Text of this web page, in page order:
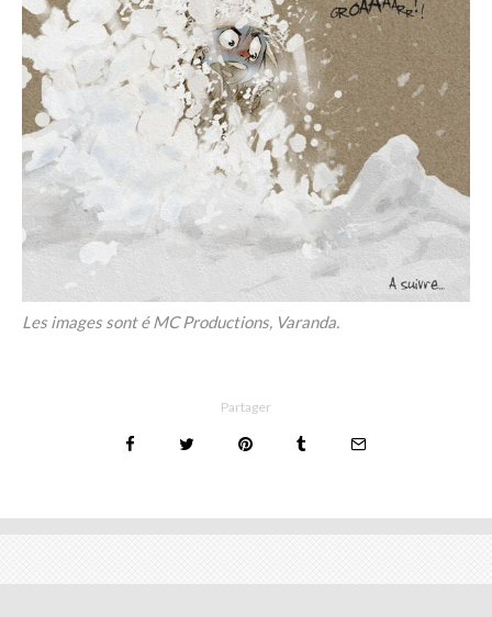
Les images sont é MC Productions, Varanda.
Partager